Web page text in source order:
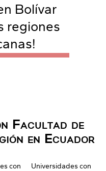
Bolívar
regiones
Facultad de
en Ecuador
con
Universidades con